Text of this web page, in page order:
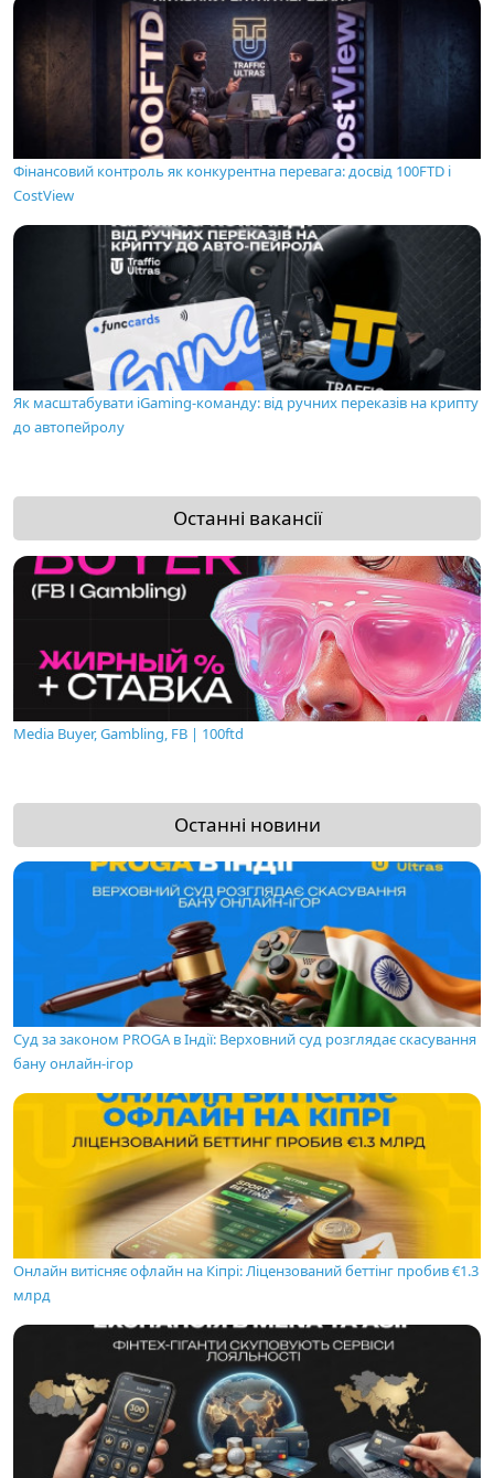
Фінансовий контроль як конкурентна перевага: досвід 100FTD і
CostView
Як масштабувати iGaming-команду: від ручних переказів на крипту
до автопейролу
Останні вакансії
Media Buyer, Gambling, FB | 100ftd
Останні новини
Суд за законом PROGA в Індії: Верховний суд розглядає скасування
бану онлайн-ігор
Онлайн витісняє офлайн на Кіпрі: Ліцензований беттінг пробив €1.3
млрд